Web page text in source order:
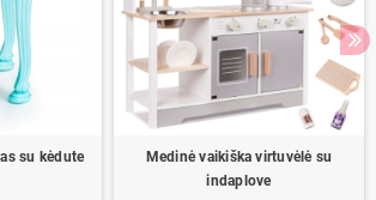
su kėdute
Medinė vaikiška virtuvėlė su
indaplove